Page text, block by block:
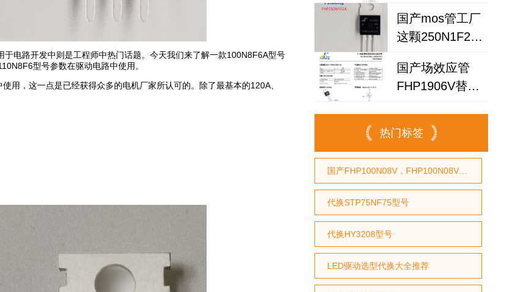
电路开发中则是工程师中热门话题。今天我们来了解一款100N8F6A型号
型号参数在驱动电路中使用。
用，这一点是已经获得众多的电机厂家所认可的。除了最基本的120A、
换
心用国产MOS管
替代
国产mos管工厂
这颗250N1F2A
么替换英飞凌
IPP030N10N3G？
国产场效应管
FHP1906V替代
车载逆变器电源
设计的破局之选
热门标签
代换STP75NF75型号
代换HY3208型号
LED驱动选型代换大全推荐